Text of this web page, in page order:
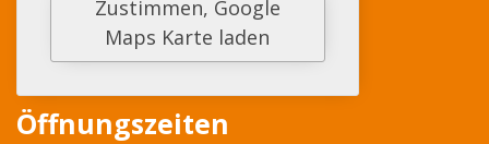
Öffnungszeiten